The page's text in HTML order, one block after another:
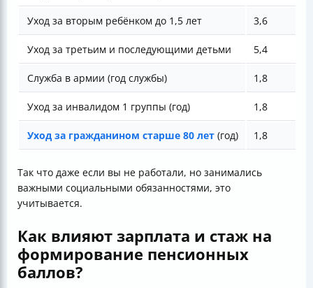
Уход за вторым ребёнком до 1,5 лет 3,6
Уход за третьим и последующими детьми 5,4
Служба в армии (год службы) 1,8
Уход за инвалидом 1 группы (год) 1,8
Уход за гражданином старше 80 лет (год) 1,8
Так что даже если вы не работали, но занимались
важными социальными обязанностями, это
учитывается.
Как влияют зарплата и стаж на
формирование пенсионных
баллов?